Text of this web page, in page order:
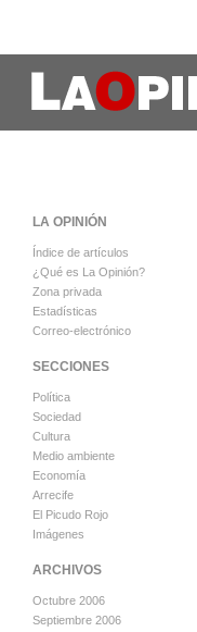
LA OPINIÓN
Índice de artículos
¿Qué es La Opinión?
Zona privada
Estadísticas
Correo-electrónico
SECCIONES
Política
Sociedad
Cultura
Medio ambiente
Economía
Arrecife
El Picudo Rojo
Imágenes
ARCHIVOS
Octubre 2006
Septiembre 2006